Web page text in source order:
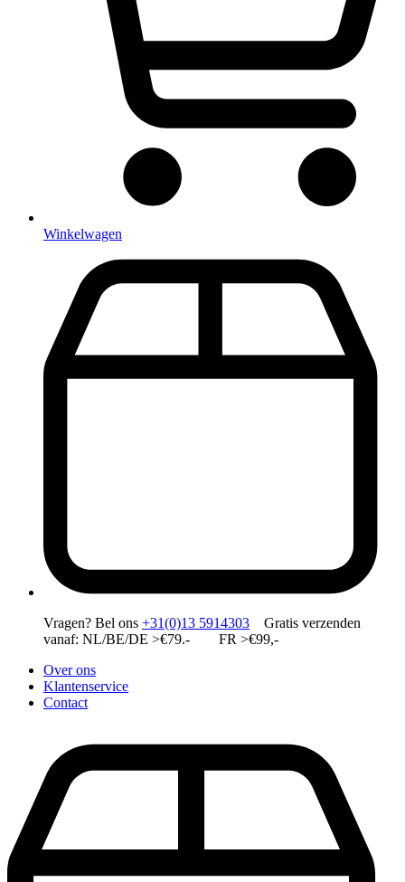
Winkelwagen
Vragen? Bel ons +31(0)13 5914303 Gratis verzenden
vanaf: NL/BE/DE >€79.- FR >€99,-
Over ons
Klantenservice
Contact